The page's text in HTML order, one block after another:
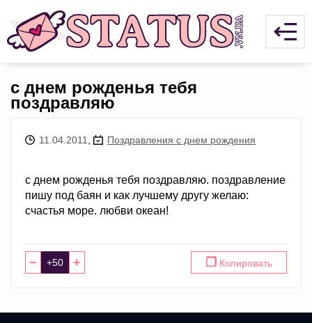
с днем рожденья тебя
поздравляю
11.04.2011 Поздравления с днем рождения
с днем рожденья тебя поздравляю. поздравление
пишу под баян и как лучшему другу желаю:
счастья море. любви океан!
− + ❐ Копировать